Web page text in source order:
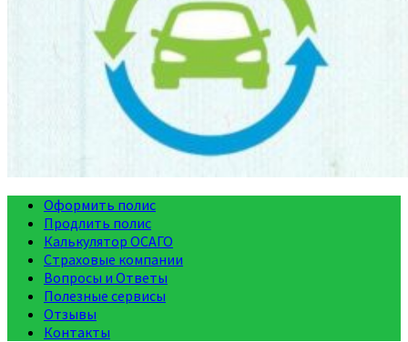
Оформить полис
Продлить полис
Калькулятор ОСАГО
Страховые компании
Вопросы и Ответы
Полезные сервисы
Отзывы
Контакты